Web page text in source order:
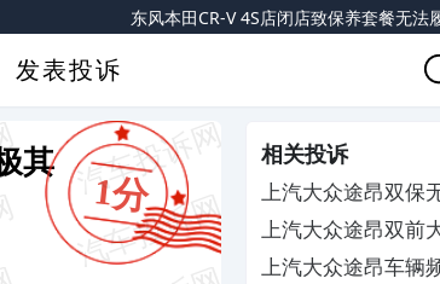
东风本田CR-V 4S店闭店致保养套餐无法
吉利几何E萤火虫动力电池衰减，售
零跑汽车B10行车切换倒档时自动跳P档锁死，4S
江铃福特福特烈马前桥支架断裂和传动轴脱落，4S
一汽奥迪Q5L车辆已多次换件维修，售
吉利银河银河L7车前头压条起皮严重，
奔驰（进口）GLS级新车维修近4年，厂家纵容默许商家坑
小鹏汽车G3高速行驶突发动力中断，存
发表投诉
1分
其
相关投诉
上汽大众途昂双保
店跑路无人管
上汽大众途昂双前
4S店不负责任不处
上汽大众途昂车辆